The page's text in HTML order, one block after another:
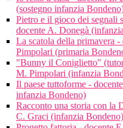
(sostegno infanzia
Pietro e il gioco dei segnali
docente A. Donegà
La scatola della primavera -
Pimpolari (primaria
"Bunny il Coniglietto"
M. Pimpolari (infanzia
Il paese tuttoforme -
infanzia Bondeno)
Racconto una storia con la
C. Graci (infanzia Bondeno)